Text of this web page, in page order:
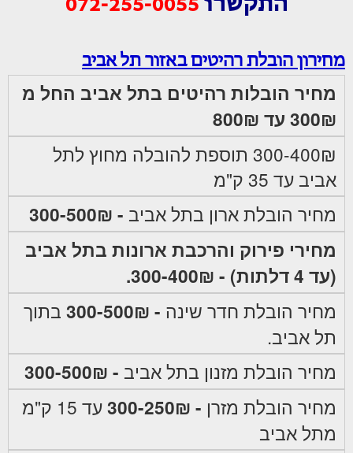
072-255-0055
מחירון הובלת רהיטים באזור תל אביב
מחיר הובלות רהיטים בתל אביב החל מ
300₪ עד 800₪
300-400₪ תוספת להובלה מחוץ לתל
אביב עד 35 ק"מ
מחיר הובלת ארון בתל אביב - 300-500₪
מחירי פירוק והרכבת ארונות בתל אביב
(עד 4 דלתות) - 300-400₪.
מחיר הובלת חדר שינה - 300-500₪
בתוך
תל אביב.
מחיר הובלת מזנון בתל אביב - 300-500₪
מחיר הובלת מזרן - 300-250₪
עד 15 ק"מ
מתל אביב